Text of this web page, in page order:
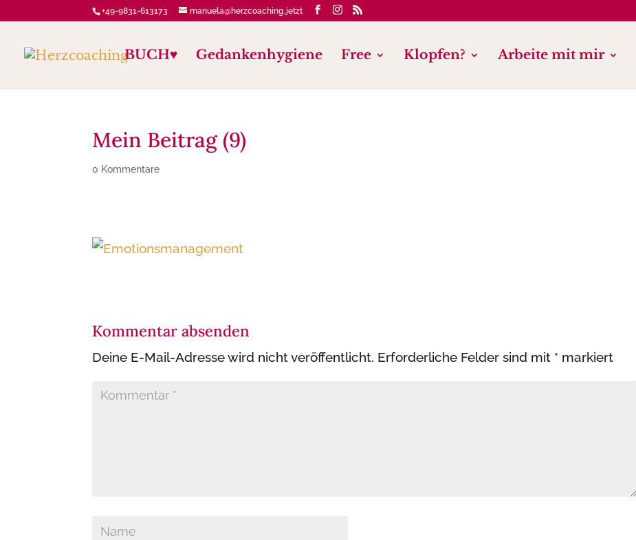
+49-9831-613173 manuela@herzcoaching.jetzt
BUCH♥️ Gedankenhygiene Free Klopfen? Arbeite mit mir
Mein Beitrag (9)
0 Kommentare
Kommentar absenden
Deine E-Mail-Adresse wird nicht veröffentlicht. Erforderliche Felder sind mit * markiert